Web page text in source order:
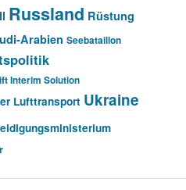
Russland Rüstung
Arabien Seebataillon
Interim Solution
Lufttransport Ukraine